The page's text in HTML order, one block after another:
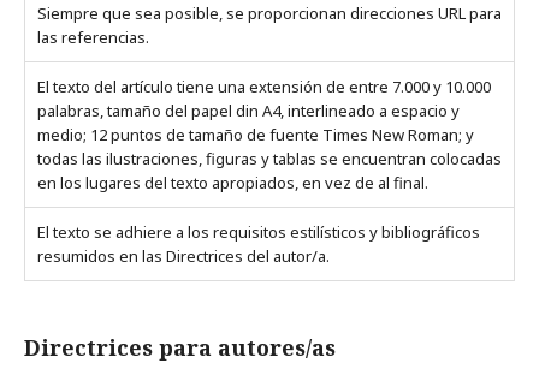
Siempre que sea posible, se proporcionan direcciones URL para
las referencias.
El texto del artículo tiene una extensión de entre 7.000 y 10.000
palabras, tamaño del papel din A4, interlineado a espacio y
medio; 12 puntos de tamaño de fuente Times New Roman; y
todas las ilustraciones, figuras y tablas se encuentran colocadas
en los lugares del texto apropiados, en vez de al final.
El texto se adhiere a los requisitos estilísticos y bibliográficos
resumidos en las Directrices del autor/a.
Directrices para autores/as